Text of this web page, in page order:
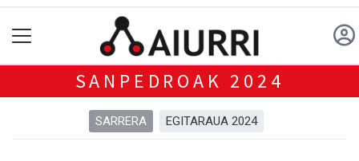
SANPEDROAK 2024
SARRERA EGITARAUA 2024